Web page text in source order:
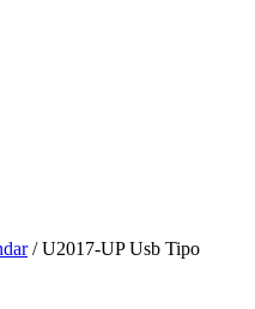
/ U2017-UP Usb Tipo